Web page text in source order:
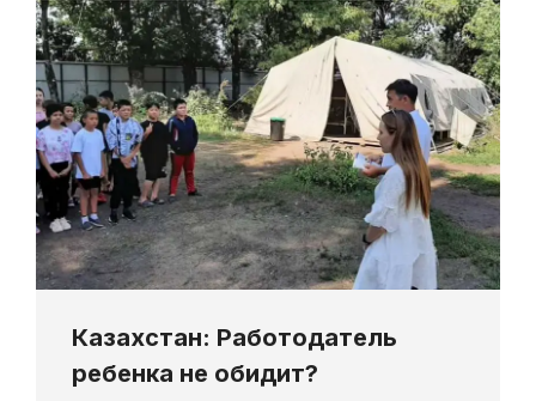
Казахстан: Работодатель
ребенка не обидит?